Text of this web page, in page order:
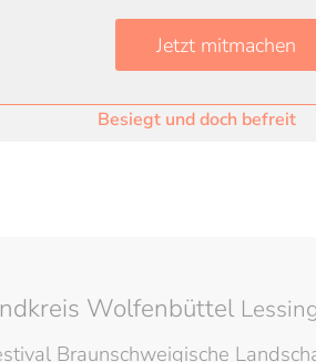
erinnert an Auflösung des
Besiegt und doch befreit
Wolfenbüttel
Braunschweigische
Jetzt mitmachen